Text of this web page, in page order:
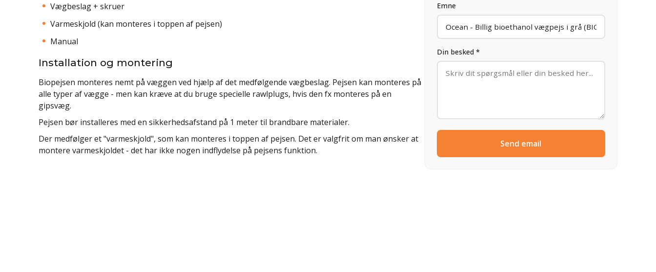
Vægbeslag + skruer
Varmeskjold (kan monteres i toppen af pejsen)
Manual
Installation og montering
Biopejsen monteres nemt på væggen ved hjælp af det medfølgende vægbeslag. Pejsen kan monteres på
alle typer af vægge - men kan kræve at du bruge specielle rawlplugs, hvis den fx monteres på en
gipsvæg.
Pejsen bør installeres med en sikkerhedsafstand på 1 meter til brandbare materialer.
Der medfølger et "varmeskjold", som kan monteres i toppen af pejsen. Det er valgfrit om man ønsker at
montere varmeskjoldet - det har ikke nogen indflydelse på pejsens funktion.
Emne
Din besked *
Send email